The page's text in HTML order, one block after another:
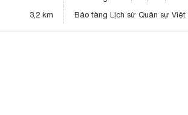
3,2 km Bảo tàng Lịch sử Quân sự Việt